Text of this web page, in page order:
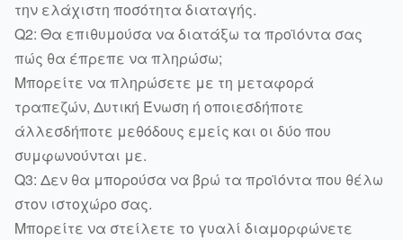
την ελάχιστη ποσότητα διαταγής.
Q2: Θα επιθυμούσα να διατάξω τα προϊόντα σας
πώς θα έπρεπε να πληρώσω;
Μπορείτε να πληρώσετε με τη μεταφορά
τραπεζών, Δυτική Ένωση ή οποιεσδήποτε
άλλεσδήποτε μεθόδους εμείς και οι δύο που
συμφωνούνται με.
Q3: Δεν θα μπορούσα να βρώ τα προϊόντα που θέλω
στον ιστοχώρο σας.
Μπορείτε να στείλετε το γυαλί διαμορφώνετε